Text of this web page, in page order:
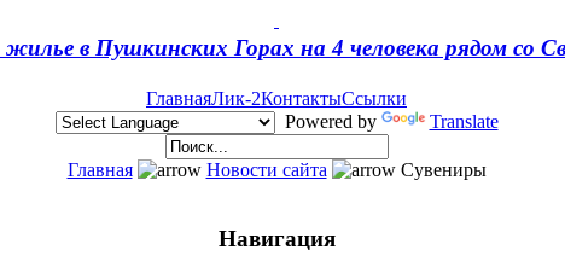
в Пушкинских Горах на 4 человека рядом со
ГлавнаяЛик-2КонтактыСсылки
Powered by
Translate
Главная Новости сайта Сувениры
Навигация